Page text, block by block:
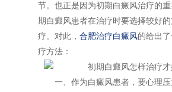
节。也正是因为初期白癜风治疗的
期白癜风患者在治疗时要选择较好
疗。对此， 合肥治疗白癜风的给出
疗方法：
一、作为白癜风患者，要心理压